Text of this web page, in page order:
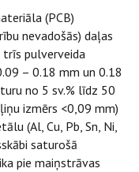
(PCB)
nevadošās) daļas
pulverveida
– 0.18 mm un 0.18
no 5 sv.% līdz 50
izmērs <0,09 mm)
(Al, Cu, Pb, Sn, Ni,
saturošā
pie maiņstrāvas